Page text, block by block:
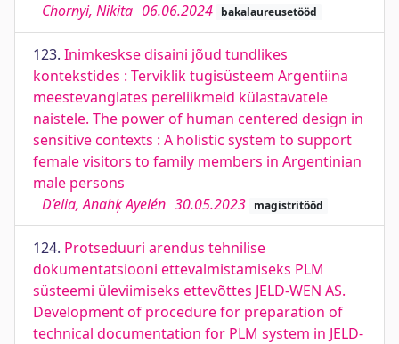
Chornyi, Nikita 06.06.2024 bakalaureusetööd
123. Inimkeskse disaini jõud tundlikes
kontekstides : Terviklik tugisüsteem Argentiina
meestevanglates pereliikmeid külastavatele
naistele. The power of human centered design in
sensitive contexts : A holistic system to support
female visitors to family members in Argentinian
male persons
D’elia, Anahķ Ayelén 30.05.2023 magistritööd
124. Protseduuri arendus tehnilise
dokumentatsiooni ettevalmistamiseks PLM
süsteemi üleviimiseks ettevõttes JELD-WEN AS.
Development of procedure for preparation of
technical documentation for PLM system in JELD-